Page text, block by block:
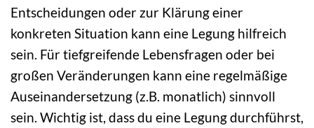
Entscheidungen oder zur Klärung einer
konkreten Situation kann eine Legung hilfreich
sein. Für tiefgreifende Lebensfragen oder bei
großen Veränderungen kann eine regelmäßige
Auseinandersetzung (z.B. monatlich) sinnvoll
sein. Wichtig ist, dass du eine Legung durchführst,